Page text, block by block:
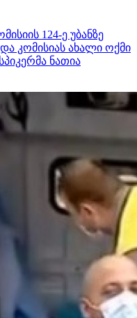
124-ე უბანზე
კომისიას ახალი ოქმი
ნათია